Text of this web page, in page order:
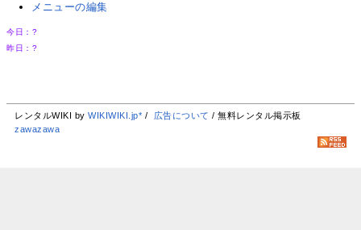
メニューの編集
今日： ?
昨日： ?
レンタルWIKI byWIKIWIKI.jp* / 広告について / 無料レンタル掲示板
zawazawa